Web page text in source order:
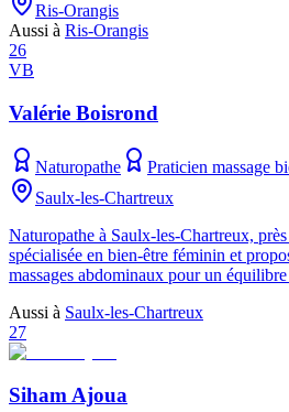
Ris-Orangis
Aussi à Ris-Orangis
26
VB
Valérie Boisrond
Naturopathe
Praticien massage
Saulx-les-Chartreux
Naturopathe à Saulx-les-Chartreux,
spécialisée en bien-être féminin et
massages abdominaux pour un
Aussi à Saulx-les-Chartreux
27
Siham Ajoua